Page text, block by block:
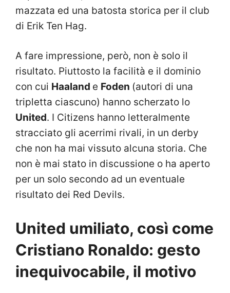
mazzata ed una batosta storica per il club
di Erik Ten Hag.
A fare impressione, però, non è solo il
risultato. Piuttosto la facilità e il dominio
con cui Haaland e Foden (autori di una
tripletta ciascuno) hanno scherzato lo
United. I Citizens hanno letteralmente
stracciato gli acerrimi rivali, in un derby
che non ha mai vissuto alcuna storia. Che
non è mai stato in discussione o ha aperto
per un solo secondo ad un eventuale
risultato dei Red Devils.
United umiliato, così come
Cristiano Ronaldo: gesto
inequivocabile, il motivo